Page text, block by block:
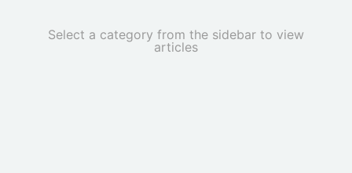
Select a category from the sidebar to view
articles